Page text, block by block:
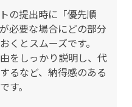
の提出時に「優先順
必要な場合にどの部分
くとスムーズです。
をしっかり説明し、代
るなど、納得感のある
す。